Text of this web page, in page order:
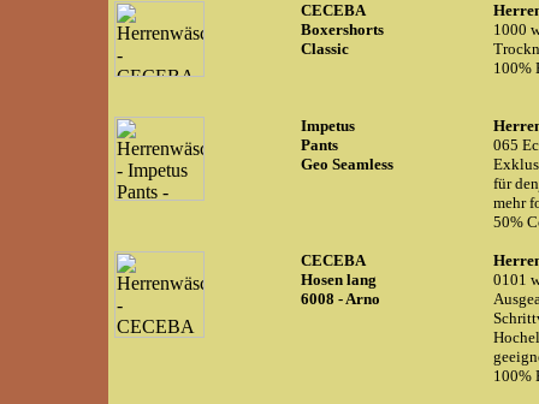
CECEBA
Boxershorts
Classic
1000
100%
Impetus
Pants
Geo Seamless
065
für
mehr
50%
CECEBA
Hosen lang
6008 - Arno
0101
100%